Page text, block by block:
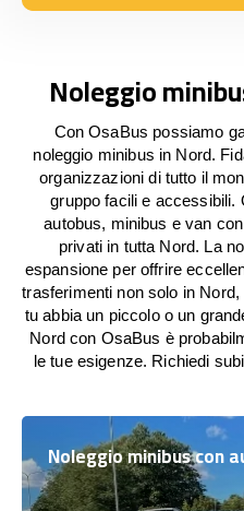
Noleggio
Con OsaBus possiamo
noleggio minibus in Nord.
organizzazioni di tutto il
gruppo facili e accessibili.
autobus, minibus e van
privati in tutta Nord. La
espansione per offrire
trasferimenti non solo in
tu abbia un piccolo o un
Nord con OsaBus è
le tue esigenze. Richiedi
Noleggio minibus con